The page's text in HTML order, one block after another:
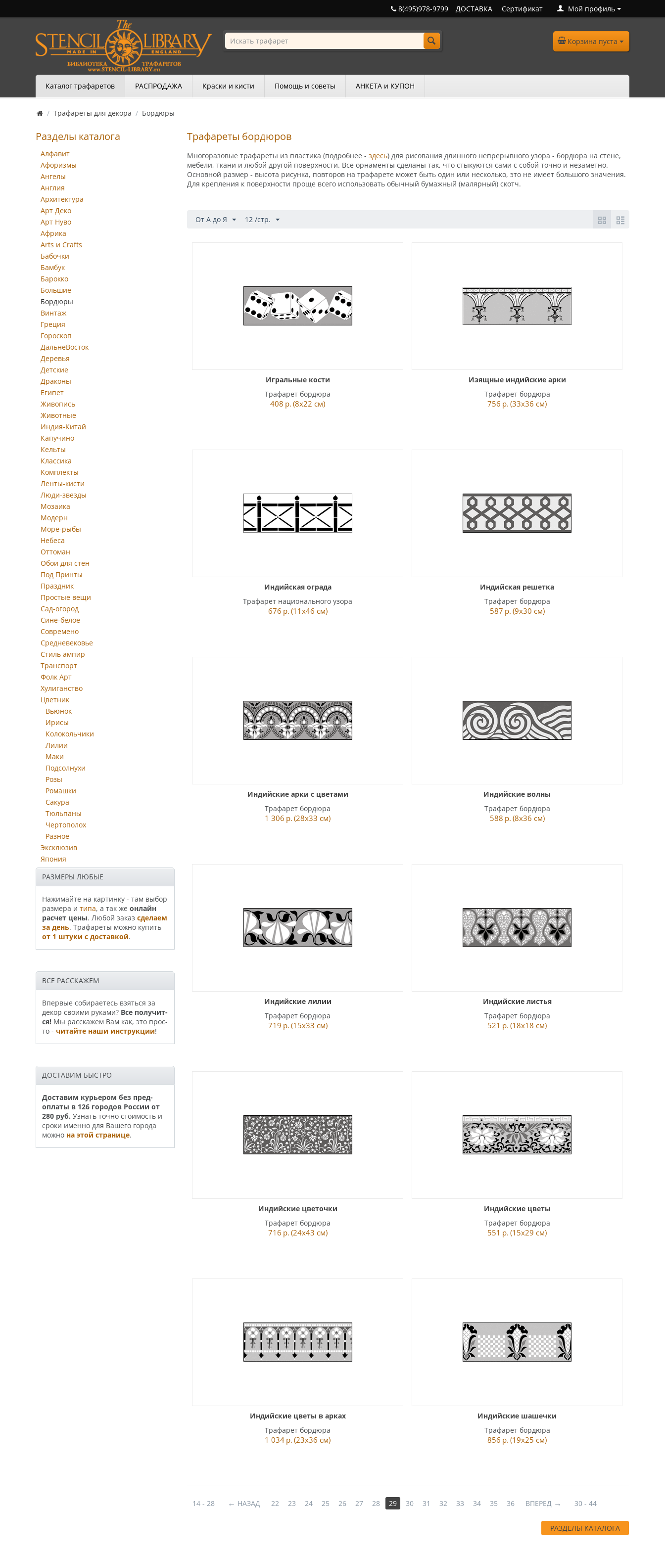
Мой профиль
ДОСТАВКА Сертификат
8(495)978-9799
Корзина пуста
Каталог трафаретов РАСПРОДАЖА Краски и кисти Помощь и советы АНКЕТА и КУПОН
/ Трафареты для декора / Бордюры
Разделы каталога
Алфавит
Афоризмы
Ангелы
Англия
Архитектура
Арт Деко
Арт Нуво
Африка
Arts и Crafts
Бабочки
Бамбук
Барокко
Большие
Бордюры
Винтаж
Греция
Гороскоп
ДальнеВосток
Деревья
Детские
Драконы
Египет
Живопись
Животные
Индия-Китай
Капучино
Кельты
Классика
Комплекты
Ленты-кисти
Люди-звезды
Мозаика
Модерн
Море-рыбы
Небеса
Оттоман
Обои для стен
Под Принты
Праздник
Простые вещи
Сад-огород
Сине-белое
Современо
Средневековье
Стиль ампир
Транспорт
Фолк Арт
Хулиганство
Цветник
Вьюнок
Ирисы
Колокольчики
Лилии
Маки
Подсолнухи
Розы
Ромашки
Сакура
Тюльпаны
Чертополох
Разное
Эксклюзив
Япония
РАЗМЕРЫ ЛЮБЫЕ
На­жи­май­те на картинку - там выбор
размера и типа, а так же онлайн
рас­чет цены. Любой заказ сде­лаем
за день. Трафа­реты можно купить
от 1 штуки с доставкой.
ВСЕ РАССКАЖЕМ
Впервые собираетесь взяться за
декор своими руками? Все по­лу­чит­
ся! Мы расскажем Вам как, это прос­
то - читайте наши инструкции!
ДОСТАВИМ БЫСТРО
Доставим курьером без пред­
опла­ты в 126 горо­дов России от
280 руб. Узнать точно стои­­мость и
сроки именно для Вашего города
можно на этой странице.
Трафареты бордюров
Многоразовые трафареты из пластика(подробнее -здесь) для рисования длинного непрерывного узора - бордюра на стене,
мебели, ткани и любой другой поверхности. Все орнаменты сделаны так, что стыкуются сами с собой точно и незаметно.
Основной размер - высота рисунка, повторов на трафарете может быть один или несколько, это не имеет большого значения.
Для крепления к поверхности проще всего использовать обычный бумажный (малярный) скотч.
От А до Я 12 /стр.
Игральные кости
Трафарет бордюра
408 р. (8x22 см)
Изящные индийские арки
Трафарет бордюра
756 р. (33x36 см)
Индийская ограда
Трафарет национального узора
676 р. (11x46 см)
Индийская решетка
Трафарет бордюра
587 р. (9x30 см)
Индийские арки с цветами
Трафарет бордюра
1 306 р. (28x33 см)
Индийские волны
Трафарет бордюра
588 р. (8x36 см)
Индийские лилии
Трафарет бордюра
719 р. (15x33 см)
Индийские листья
Трафарет бордюра
521 р. (18x18 см)
Индийские цветочки
Трафарет бордюра
716 р. (24x43 см)
Индийские цветы
Трафарет бордюра
551 р. (15x29 см)
Индийские цветы в арках
Трафарет бордюра
1 034 р. (23x36 см)
Индийские шашечки
Трафарет бордюра
856 р. (19x25 см)
14 - 28 НАЗАД 22 23 24 25 26 27 28 29 30 31 32 33 34 35 36 ВПЕРЕД 30 - 44
РАЗДЕЛЫ КАТАЛОГА